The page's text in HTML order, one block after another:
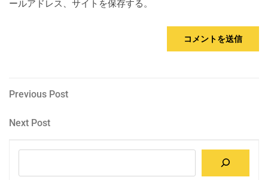
ールアドレス、サイトを保存する。
投
稿
ナ
Previous
Previous Post
Next
Next Post